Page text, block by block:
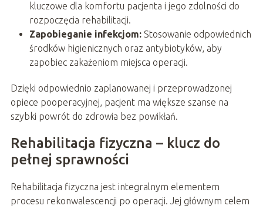
kluczowe dla komfortu pacjenta i jego zdolności do
rozpoczęcia rehabilitacji.
Zapobieganie infekcjom:Stosowanie odpowiednich
środków higienicznych oraz antybiotyków, aby
zapobiec zakażeniom miejsca operacji.
Dzięki odpowiednio zaplanowanej i przeprowadzonej
opiece pooperacyjnej, pacjent ma większe szanse na
szybki powrót do zdrowia bez powikłań.
Rehabilitacja fizyczna – klucz do
pełnej sprawności
Rehabilitacja fizyczna jest integralnym elementem
procesu rekonwalescencji po operacji. Jej głównym celem